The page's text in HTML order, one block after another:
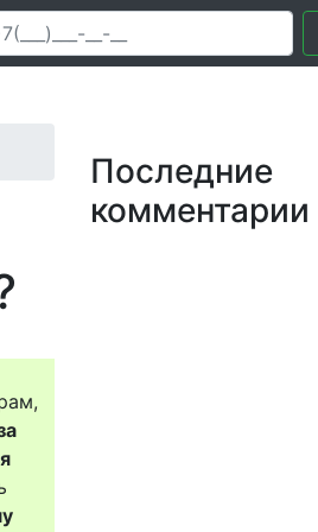
Последние
комментарии